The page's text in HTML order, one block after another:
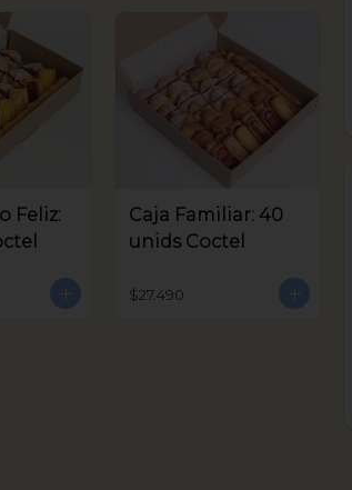
Feliz:
Caja Familiar: 40
unids Coctel
$27.490